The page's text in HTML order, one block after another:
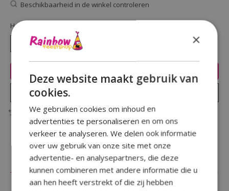
Beschikbaarheid in de winkel controleren
Hoeveelheid:
Toevoegen om te vergelijken
Beschrijving Reviews (0)
×
Deze website maakt gebruik van
cookies.
We gebruiken cookies om inhoud en
advertenties te personaliseren en om ons
verkeer te analyseren. We delen ook informatie
over uw gebruik van onze site met onze
advertentie- en analysepartners, die deze
kunnen combineren met andere informatie die u
aan hen heeft verstrekt of die zij hebben